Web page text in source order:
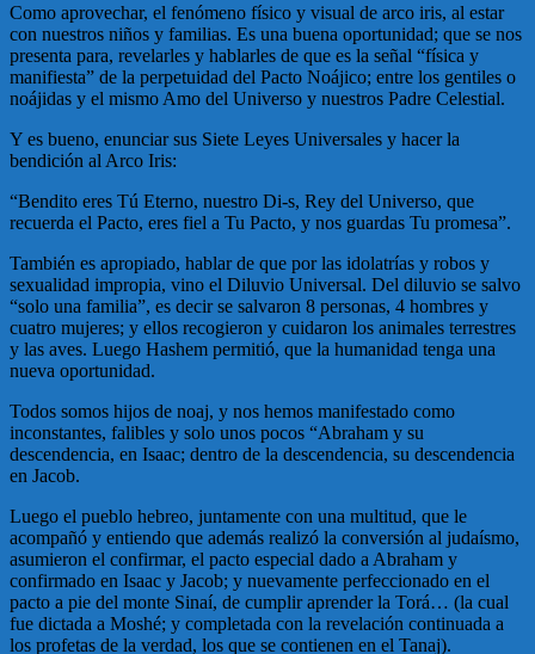
Como aprovechar, el fenómeno físico y visual de arco iris, al estar
con nuestros niños y familias. Es una buena oportunidad; que se nos
presenta para, revelarles y hablarles de que es la señal “física y
manifiesta” de la perpetuidad del Pacto Noájico; entre los gentiles o
noájidas y el mismo Amo del Universo y nuestros Padre Celestial.
Y es bueno, enunciar sus Siete Leyes Universales y hacer la
bendición al Arco Iris:
“Bendito eres Tú Eterno, nuestro Di-s, Rey del Universo, que
recuerda el Pacto, eres fiel a Tu Pacto, y nos guardas Tu promesa”.
También es apropiado, hablar de que por las idolatrías y robos y
sexualidad impropia, vino el Diluvio Universal. Del diluvio se salvo
“solo una familia”, es decir se salvaron 8 personas, 4 hombres y
cuatro mujeres; y ellos recogieron y cuidaron los animales terrestres
y las aves. Luego Hashem permitió, que la humanidad tenga una
nueva oportunidad.
Todos somos hijos de noaj, y nos hemos manifestado como
inconstantes, falibles y solo unos pocos “Abraham y su
descendencia, en Isaac; dentro de la descendencia, su descendencia
en Jacob.
Luego el pueblo hebreo, juntamente con una multitud, que le
acompañó y entiendo que además realizó la conversión al judaísmo,
asumieron el confirmar, el pacto especial dado a Abraham y
confirmado en Isaac y Jacob; y nuevamente perfeccionado en el
pacto a pie del monte Sinaí, de cumplir aprender la Torá… (la cual
fue dictada a Moshé; y completada con la revelación continuada a
los profetas de la verdad, los que se contienen en el Tanaj).